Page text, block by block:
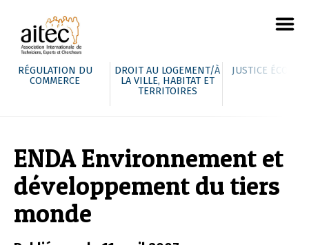
RÉGULATION DU
COMMERCE
DROIT AU LOGEMENT/À
LA VILLE, HABITAT ET
TERRITOIRES
JUSTICE
ENDA Environnement et
développement du tiers
monde